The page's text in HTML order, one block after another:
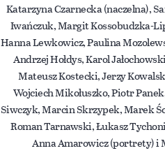
Katarzyna Czarnecka (naczelna),
Iwańczuk, Margit Kossobudzka-
Hanna Lewkowicz, Paulina
Andrzej Hołdys, Karol
Mateusz Kostecki, Jerzy
Wojciech Mikołuszko, Piotr
Siwczyk, Marcin Skrzypek, Marek
Roman Tarnawski, Łukasz
Anna Amarowicz (portrety) i